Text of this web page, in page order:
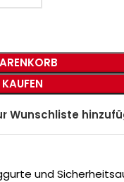
Wunschliste
und